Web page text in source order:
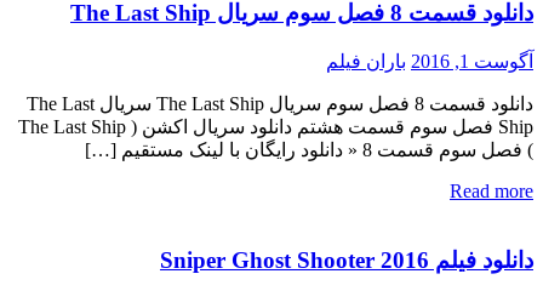
دانلود قسمت 8 فصل سوم سریال The Last Ship
آگوست 1, 2016 باران فیلم
دانلود قسمت 8 فصل سوم سریال The Last Ship سریال The Last
Ship فصل سوم قسمت هشتم دانلود سریال اکشن ( The Last Ship
) فصل سوم قسمت 8 « دانلود رایگان با لینک مستقیم […]
Read more
دانلود فیلم Sniper Ghost Shooter 2016